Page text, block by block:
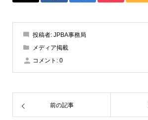
投稿者: JPBA事務局
メディア掲載
コメント: 0
前の記事